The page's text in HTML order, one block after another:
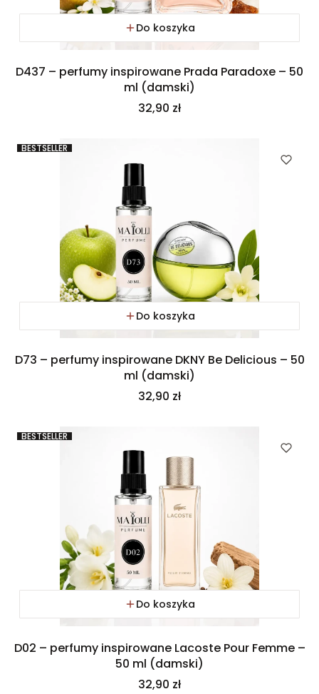
Do koszyka
D437 – perfumy inspirowane Prada Paradoxe – 50
ml (damski)
Cena
32,90 zł
BESTSELLER
Do koszyka
D73 – perfumy inspirowane DKNY Be Delicious – 50
ml (damski)
Cena
32,90 zł
BESTSELLER
Do koszyka
D02 – perfumy inspirowane Lacoste Pour Femme –
50 ml (damski)
Cena
32,90 zł